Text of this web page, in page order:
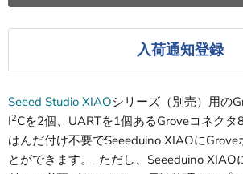
入荷通知登録
Seeed Studio XIAOシリーズ（別売）用の
I2Cを2個、UARTを1個あるGroveコネクタ
はんだ付け不要でSeeeduino XIAOにGrove
とができます。_ただし、Seeeduino XIAO